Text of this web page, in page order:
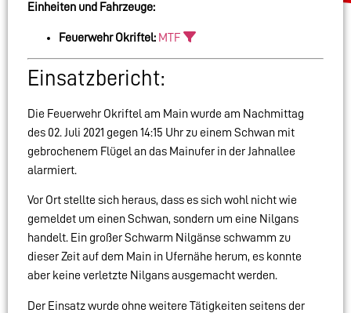
Einheiten und Fahrzeuge:
Feuerwehr Okriftel: MTF
Einsatzbericht:
Die Feuerwehr Okriftel am Main wurde am Nachmittag
des 02. Juli 2021 gegen 14:15 Uhr zu einem Schwan mit
gebrochenem Flügel an das Mainufer in der Jahnallee
alarmiert.
Vor Ort stellte sich heraus, dass es sich wohl nicht wie
gemeldet um einen Schwan, sondern um eine Nilgans
handelt. Ein großer Schwarm Nilgänse schwamm zu
dieser Zeit auf dem Main in Ufernähe herum, es konnte
aber keine verletzte Nilgans ausgemacht werden.
Der Einsatz wurde ohne weitere Tätigkeiten seitens der